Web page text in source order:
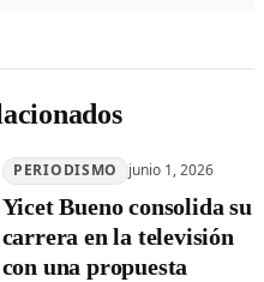
PERIODISMO junio 1, 2026
Yicet Bueno consolida su
carrera en la televisión
con una propuesta